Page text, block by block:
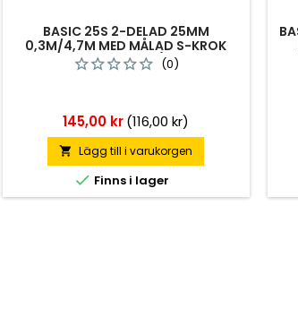
BASIC 25S 2-DELAD 25MM
0,3M/4,7M MED MÅLAD S-KROK
400DAN BLÅ(0)
Pris
145,00 kr(116,00 kr)
 Lägg till i varukorgen
 Finns i lager